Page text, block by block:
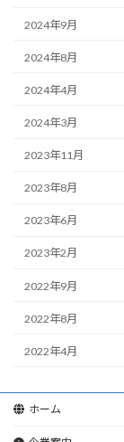
2024年9月
2024年8月
2024年4月
2024年3月
2023年11月
2023年8月
2023年6月
2023年2月
2022年9月
2022年8月
2022年4月
ホーム